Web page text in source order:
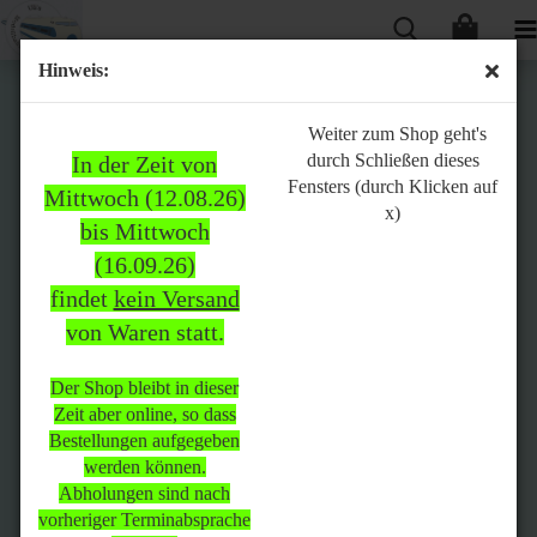
Hinweis:
In der Zeit von
Mittwoch (12.08.26)
bis Mittwoch
(16.09.26)
findet kein Versand
von Waren statt.
Der Shop bleibt in dieser
Zeit aber online, so dass
Bestellungen aufgegeben
werden können.
Abholungen sind nach
vorheriger Terminabsprache
Weiter zum Shop geht's
durch Schließen dieses
Fensters (durch Klicken auf
x)
Bitte
beachten:
In der Zeit von Mittwoch
(12.08.26) bis Mittwoch
(16.09.26)
statt.
Der Shop bleibt in dieser Zeit
aber online, so dass
Bestellungen aufgegeben
werden können.